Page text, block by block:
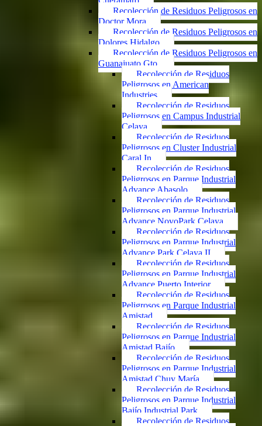
Recolección de Residuos Peligrosos en
Doctor Mora
Recolección de Residuos Peligrosos en
Dolores Hidalgo
Recolección de Residuos Peligrosos en
Guanajuato Gto.
Recolección de Residuos
Peligrosos en American
Industries
Recolección de Residuos
Peligrosos en Campus Industrial
Celaya
Recolección de Residuos
Peligrosos en Cluster Industrial
Caral In
Recolección de Residuos
Peligrosos en Parque Industrial
Advance Abasolo
Recolección de Residuos
Peligrosos en Parque Industrial
Advance NovoPark Celaya
Recolección de Residuos
Peligrosos en Parque Industrial
Advance Park Celaya II
Recolección de Residuos
Peligrosos en Parque Industrial
Advance Puerto Interior
Recolección de Residuos
Peligrosos en Parque Industrial
Amistad
Recolección de Residuos
Peligrosos en Parque Industrial
Amistad Bajío
Recolección de Residuos
Peligrosos en Parque Industrial
Amistad Chuy María
Recolección de Residuos
Peligrosos en Parque Industrial
Bajío Industrial Park
Recolección de Residuos